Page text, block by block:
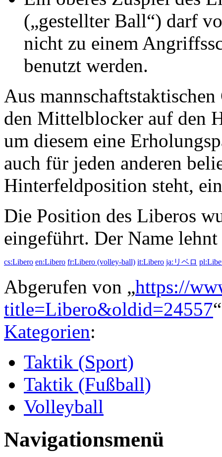
(„gestellter Ball“) darf
nicht zu einem
benutzt werden.
Aus
den Mittelblocker auf den
um diesem eine
auch für jeden anderen
Hinterfeldposition steht,
Die Position des Liberos
eingeführt. Der Name
cs:Libero en:Libero fr:Libero (volley-ball) it:Libero ja:リベロ
Abgerufen von „https://
title=Libero&oldid=24557“
Kategorien:
Taktik (Sport)
Taktik (Fußball)
Volleyball
Navigationsmenü